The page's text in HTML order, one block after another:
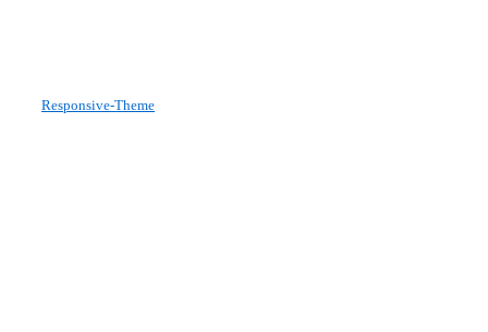
Responsive-Theme